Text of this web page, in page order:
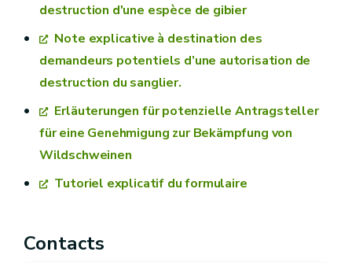
destruction d'une espèce de gibier
Note explicative à destination des
demandeurs potentiels d’une autorisation de
destruction du sanglier.
Erläuterungen für potenzielle Antragsteller
für eine Genehmigung zur Bekämpfung von
Wildschweinen
Tutoriel explicatif du formulaire
Contacts